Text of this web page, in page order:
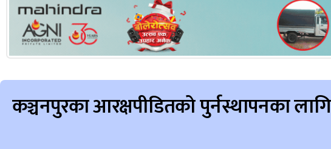
कञ्चनपुरका आरक्षपीडितको पुर्नस्थापनका